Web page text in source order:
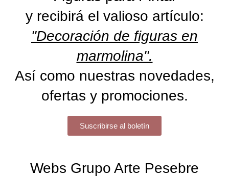
y recibirá el valioso artículo:
"Decoración de figuras en
marmolina".
Así como nuestras novedades,
ofertas y promociones.
Suscribirse al boletín
Webs Grupo Arte Pesebre